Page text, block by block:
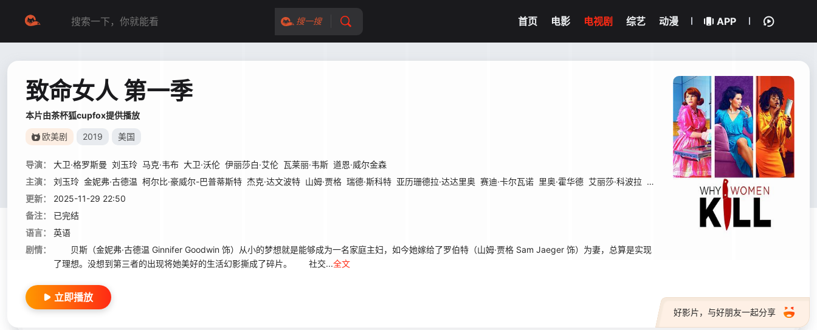
搜一搜 首页 电影 电视剧 综艺 动漫 APP
致命女人 第一季
本片由茶杯狐cupfox提供播放
欧美剧 2019 美国
导演： 大卫·格罗斯曼 刘玉玲 马克·韦布 大卫·沃伦 伊丽莎白·艾伦 瓦莱丽·韦斯 道恩·威尔金森
主演：
刘玉玲 金妮弗·古德温 柯尔比·豪威尔-巴普蒂斯特 杰克·达文波特 山姆·贾格 瑞德·斯科特 亚历珊德拉·达达里奥 赛迪·卡尔瓦诺 里奥·霍华德 艾丽莎·科波拉 凯蒂·芬内朗 凯文·丹尼尔斯 琳赛·卡夫
更新：
2025-11-29 22:50
备注：
已完结
语言：
英语
剧情：
贝斯（金妮弗·古德温 Ginnifer Goodwin 饰）从小的梦想就是能够成为一名家庭主妇，如今她嫁给了罗伯特（山姆·贾格 Sam Jaeger 饰）为妻，总算是实现
了理想。没想到第三者的出现将她美好的生活幻影撕成了碎片。 社交...全文
好影片，与好朋友一起分享
立即播放